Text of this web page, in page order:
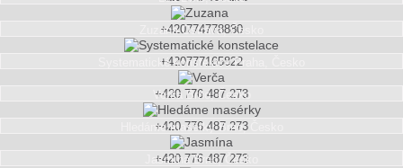
Zuzana Ostrava, Česko
+420774778880
Systematické konstelace Praha, Česko
+420777165822
Verča Brno, Česko
+420 776 487 273
Hledáme masérky Brno, Česko
+420 776 487 273
Jasmína Brno, Česko
+420 776 487 273